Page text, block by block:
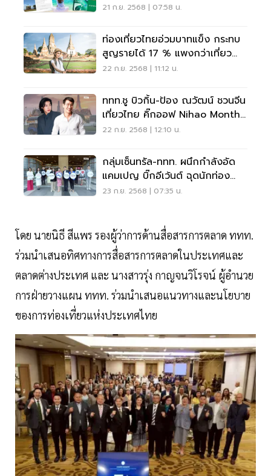
21 ก.ย. 2568 | 07:58 น.
ท่องเที่ยวไทยอ่วมบาทแข็ง กระทบ
สูญรายได้ 17 % แพงกว่าเที่ยว
ญี่ปุ่น เวียดนาม
22 ก.ย. 2568 | 11:12 น.
ททท.ชู บิวกิ้น-ป้อง ณวัฒน์ ชวนจีน
เที่ยวไทย คิ๊กออฟ Nihao Month
รับวันชาติจีน-ตรุษจีน
22 ก.ย. 2568 | 12:10 น.
กลุ่มเซ็นทรัล-ททท. ผนึกกำลังอัด
แคมเปญ บิ๊กอีเว้นต์ ฉุดนักท่อง
เที่ยวต่างชาติเข้าไทย
23 ก.ย. 2568 | 07:35 น.
โดย นายนิธี สีแพร รองผู้ว่าการด้านสื่อสารการตลาด ททท.
ร่วมนำเสนอทิศทางการสื่อสารการตลาดในประเทศและ
ตลาดต่างประเทศ และ นางสาวรุ่ง กาญจนวิโรจน์ ผู้อำนวย
การฝ่ายวางแผน ททท. ร่วมนำเสนอแนวทางและนโยบาย
ของการท่องเที่ยวแห่งประเทศไทย